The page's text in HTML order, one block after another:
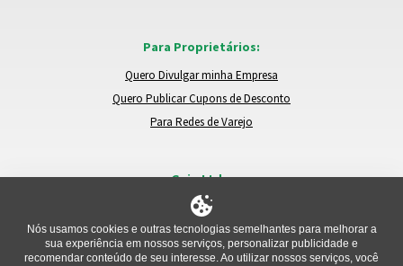
Para Proprietários:
Quero Divulgar minha Empresa
Quero Publicar Cupons de Desconto
Para Redes de Varejo
Guia.Ltda:
Locais e Empresas
Trocar de Região
Relatar um Problema
Nós usamos cookies e outras tecnologias semelhantes para melhorar a
sua experiência em nossos serviços, personalizar publicidade e
recomendar conteúdo de seu interesse. Ao utilizar nossos serviços, você